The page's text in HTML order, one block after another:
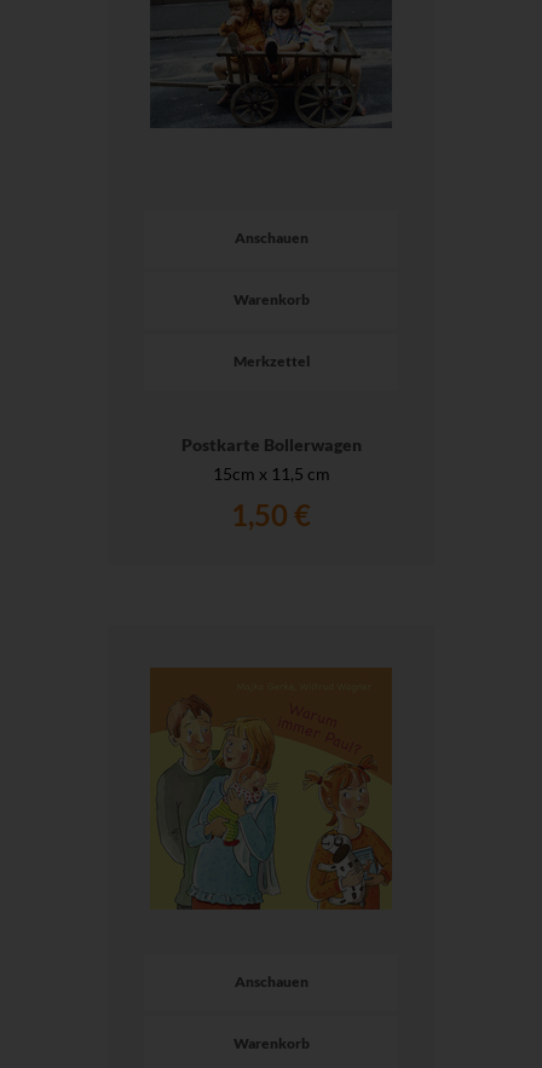
Anschauen
Warenkorb
Merkzettel
Postkarte Bollerwagen
15cm x 11,5 cm
1,50 €
Anschauen
Warenkorb